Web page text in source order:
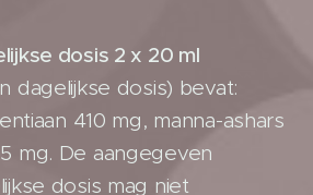
dosis 2 x 20 ml
dagelijkse dosis) bevat:
410 mg, manna-ashars
mg. De aangegeven
dosis mag niet